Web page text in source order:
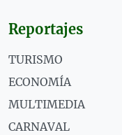
Reportajes
TURISMO
ECONOMÍA
MULTIMEDIA
CARNAVAL